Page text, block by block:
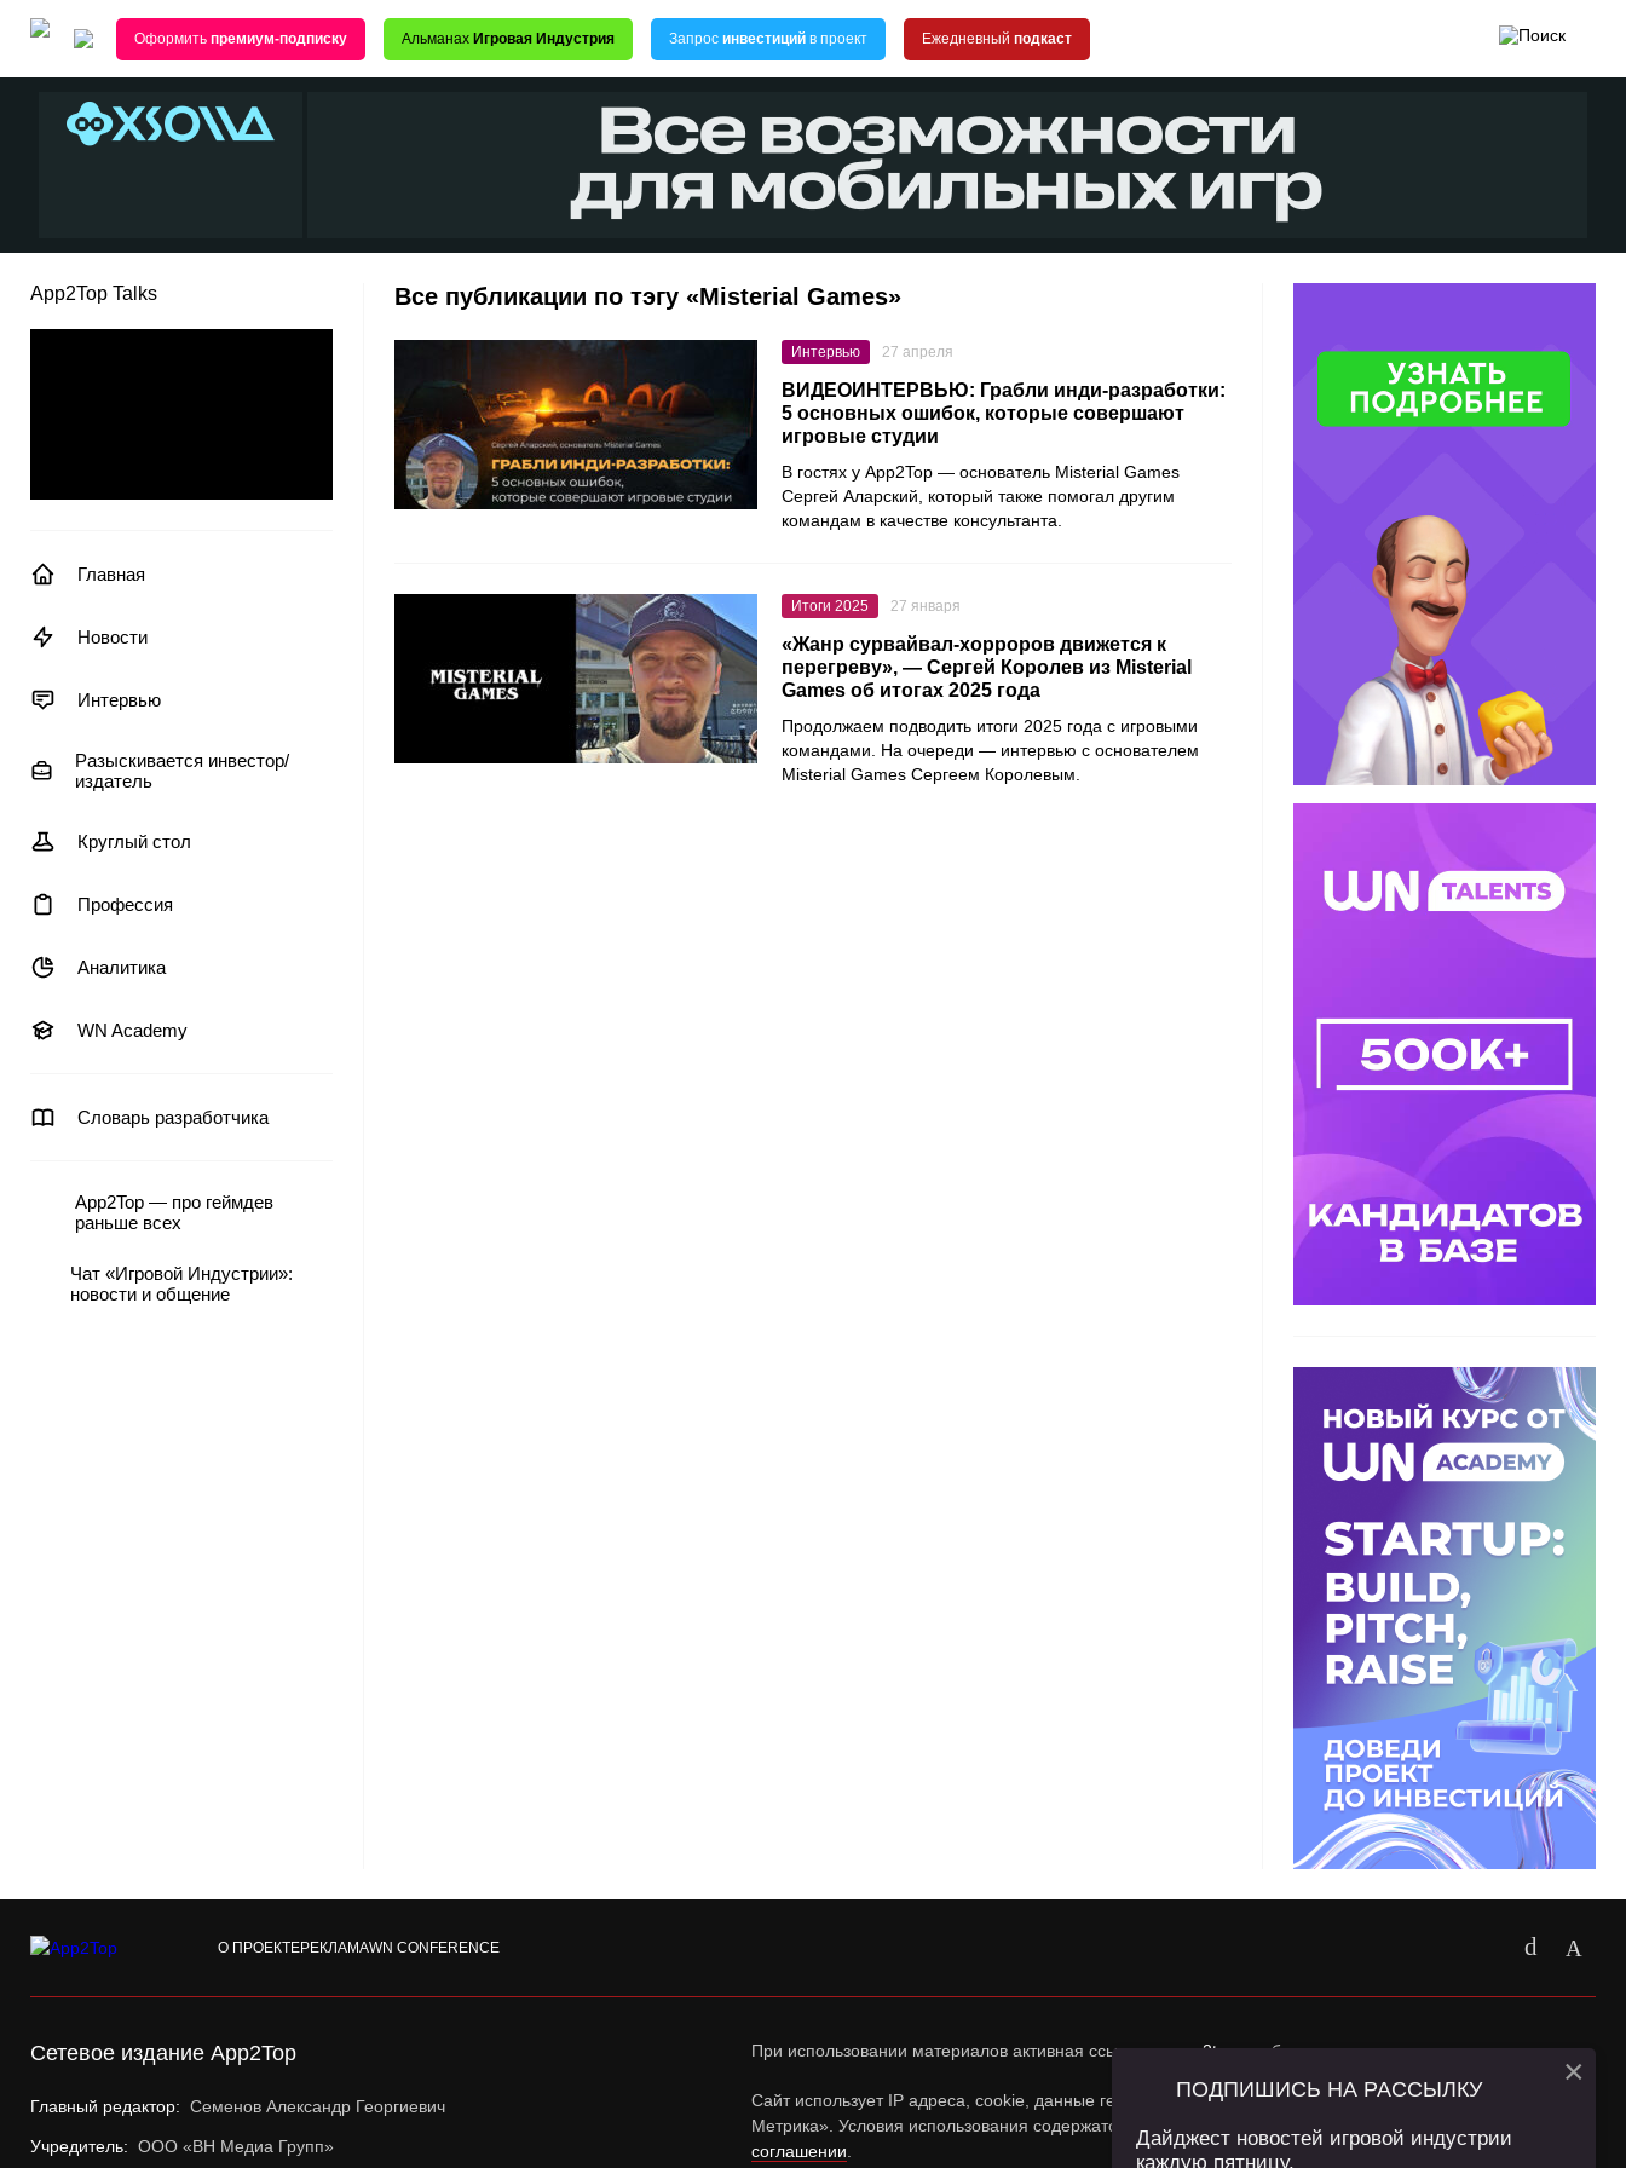
Оформить премиум-подписку Альманах Игровая Индустрия Запрос инвестиций в проект Ежедневный подкаст
App2Top Talks
Главная
Новости
Интервью
Разыскивается инвестор/
издатель
Круглый стол
Профессия
Аналитика
WN Academy
Словарь разработчика
App2Top — про геймдев
раньше всех
Чат «Игровой Индустрии»:
новости и общение
Все публикации по тэгу «Misterial Games»
Интервью 27 апреля
ВИДЕОИНТЕРВЬЮ: Грабли инди-разработки:
5 основных ошибок, которые совершают
игровые студии
В гостях у App2Top — основатель Misterial Games
Сергей Аларский, который также помогал другим
командам в качестве консультанта.
Итоги 2025 27 января
«Жанр сурвайвал-хорроров движется к
перегреву», — Сергей Королев из Misterial
Games об итогах 2025 года
Продолжаем подводить итоги 2025 года с игровыми
командами. На очереди — интервью с основателем
Misterial Games Сергеем Королевым.
О ПРОЕКТЕРЕКЛАМАWN CONFERENCE
Сетевое издание App2Top
Главный редактор: Семенов Александр Георгиевич
Учредитель: ООО «ВН Медиа Групп»
При использовании материалов активная ссылка наapp2top.ruобязательна.
Сайт использует IP адреса, cookie, данные геолокации Пользователей сайта и сервис «Яндекс
Метрика». Условия использования содержатся в
Политике конфиденциальностии
соглашении
ПОДПИШИСЬ НА РАССЫЛКУ
Дайджест новостей игровой индустрии
каждую пятницу.
×